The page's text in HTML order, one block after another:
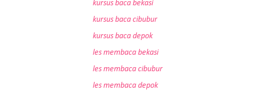
kursus baca bekasi
kursus baca cibubur
kursus baca depok
les membaca bekasi
les membaca cibubur
les membaca depok